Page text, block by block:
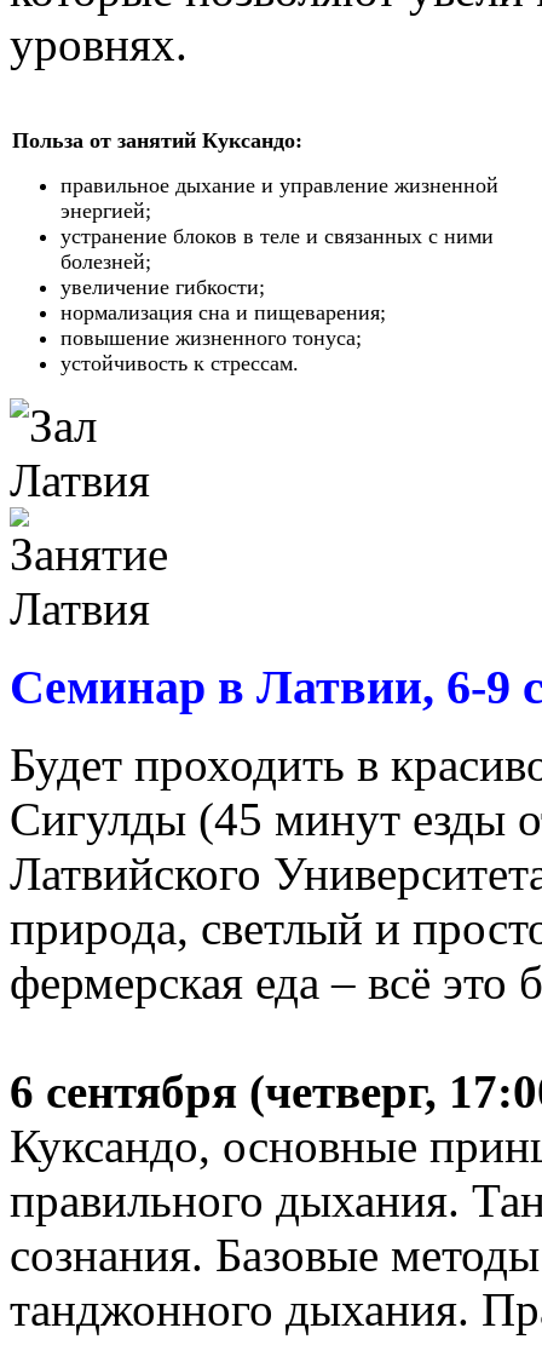
уровнях.
Польза от занятий Куксандо:
правильное дыхание и управление жизненной
энергией;
устранение блоков в теле и связанных с ними
болезней;
увеличение гибкости;
нормализация сна и пищеварения;
повышение жизненного тонуса;
устойчивость к стрессам.
Семинар в Латвии, 6-9
Будет проходить в
Сигулды (45 минут езды
Латвийского
природа, светлый и
фермерская еда – всё это
6 сентября (четверг,
Куксандо, основные
правильного дыхания.
сознания. Базовые
танджонного дыхания.